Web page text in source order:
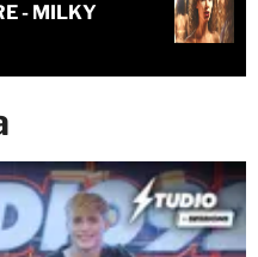
- MILKY